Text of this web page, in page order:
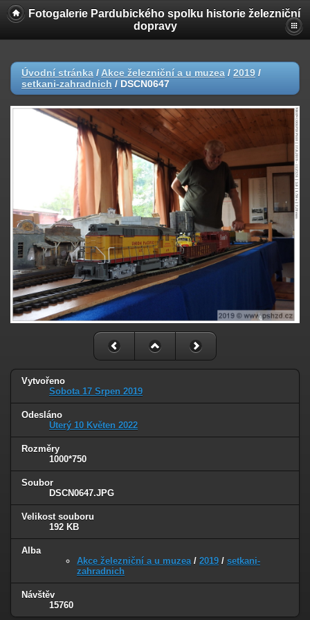
Fotogalerie Pardubického spolku historie železniční
dopravy
Úvodní stránka / Akce železniční a u muzea / 2019 /
setkani-zahradnich / DSCN0647
Vytvořeno
Sobota 17 Srpen 2019
Odesláno
Úterý 10 Květen 2022
Rozměry
1000*750
Soubor
DSCN0647.JPG
Velikost souboru
192 KB
Alba
Akce železniční a u muzea / 2019 / setkani-
zahradnich
Návštěv
15760